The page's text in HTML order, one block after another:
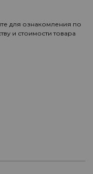
для ознакомления по
и стоимости товара